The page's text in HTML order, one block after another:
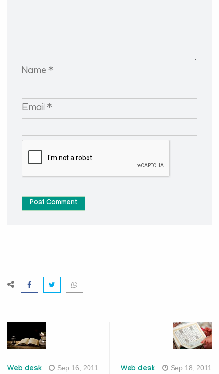
Name *
Email *
Post Comment
Web desk Sep 16, 2011 Web desk Sep 18, 2011